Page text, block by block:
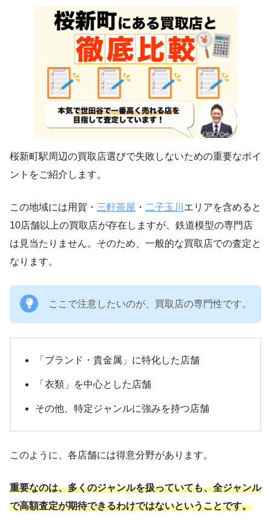
桜新町駅周辺の買取店選びで失敗しないための重要なポイ
ントをご紹介します。
この地域には用賀・ 三軒茶屋 ・ 二子玉川 エリアを含めると
10店舗以上の買取店が存在しますが、鉄道模型の専門店
は見当たりません。そのため、一般的な買取店での査定と
なります。
ここで注意したいのが、買取店の専門性です。
「ブランド・貴金属」に特化した店舗
「衣類」を中心とした店舗
その他、特定ジャンルに強みを持つ店舗
このように、各店舗には得意分野があります。
重要なのは、多くのジャンルを扱っていても、全ジャンル
で高額査定が期待できるわけではないということです。